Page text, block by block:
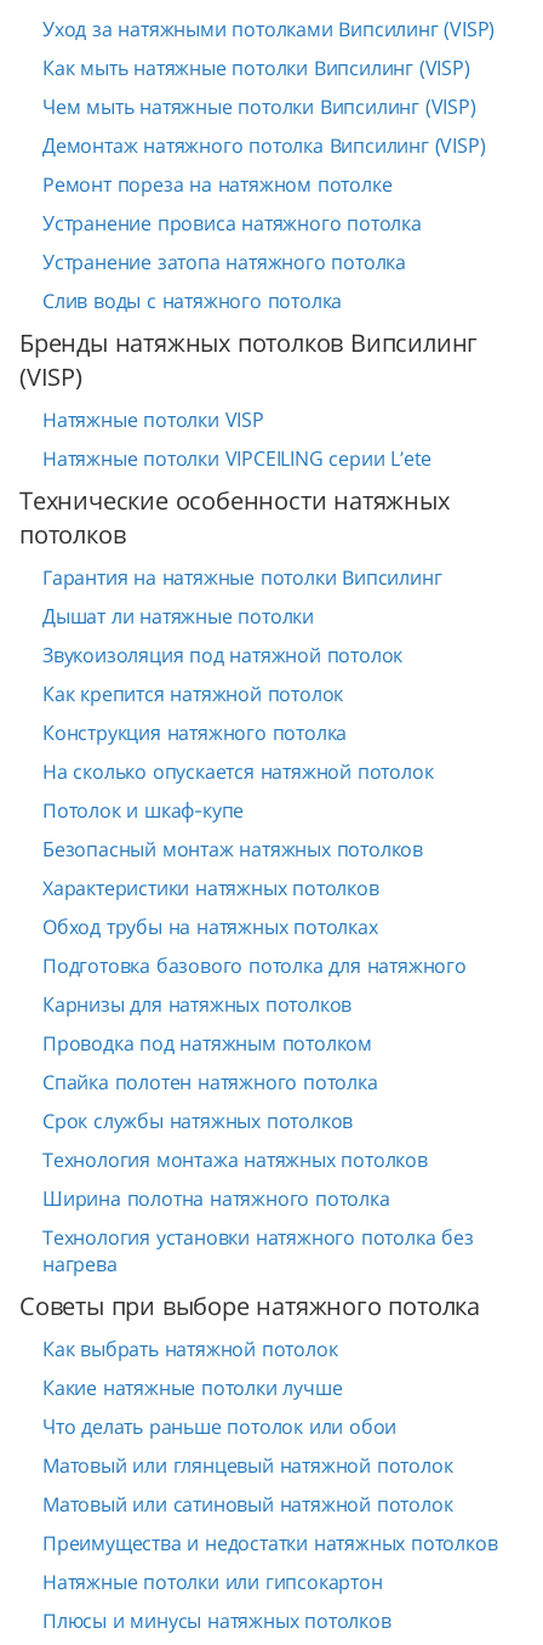
Уход за натяжными потолками Випсилинг (VISP)
Как мыть натяжные потолки Випсилинг (VISP)
Чем мыть натяжные потолки Випсилинг (VISP)
Демонтаж натяжного потолка Випсилинг (VISP)
Ремонт пореза на натяжном потолке
Устранение провиса натяжного потолка
Устранение затопа натяжного потолка
Слив воды с натяжного потолка
Бренды натяжных потолков Випсилинг
(VISP)
Натяжные потолки VISP
Натяжные потолки VIPCEILING серии L’ete
Технические особенности натяжных
потолков
Гарантия на натяжные потолки Випсилинг
Дышат ли натяжные потолки
Звукоизоляция под натяжной потолок
Как крепится натяжной потолок
Конструкция натяжного потолка
На сколько опускается натяжной потолок
Потолок и шкаф-купе
Безопасный монтаж натяжных потолков
Характеристики натяжных потолков
Обход трубы на натяжных потолках
Подготовка базового потолка для натяжного
Карнизы для натяжных потолков
Проводка под натяжным потолком
Спайка полотен натяжного потолка
Срок службы натяжных потолков
Технология монтажа натяжных потолков
Ширина полотна натяжного потолка
Технология установки натяжного потолка без
нагрева
Советы при выборе натяжного потолка
Как выбрать натяжной потолок
Какие натяжные потолки лучше
Что делать раньше потолок или обои
Матовый или глянцевый натяжной потолок
Матовый или сатиновый натяжной потолок
Преимущества и недостатки натяжных потолков
Натяжные потолки или гипсокартон
Плюсы и минусы натяжных потолков